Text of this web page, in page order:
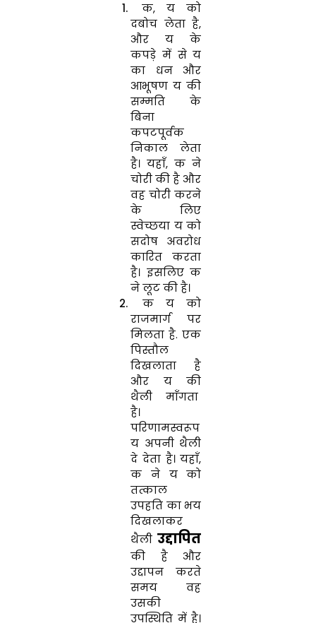
क, य को
दबोच लेता है,
और य के
कपड़े में से य
का धन और
आभूषण य की
सम्मति के
बिना
कपटपूर्वक
निकाल लेता
है। यहाँ, क ने
चोरी की है और
वह चोरी करने
के लिए
स्वेच्छया य को
सदोष अवरोध
कारित करता
है। इसलिए क
ने लूट की है।
क य को
राजमार्ग पर
मिलता है. एक
पिस्तौल
दिखलाता है
और य की
थैली माँगता
है।
परिणामस्वरूप
य अपनी थैली
दे देता है। यहाँ,
क ने य को
तत्काल
उपहति का भय
दिखलाकर
थैलीउद्दापित
की है और
उद्दापन करते
समय वह
उसकी
उपस्थिति में है।